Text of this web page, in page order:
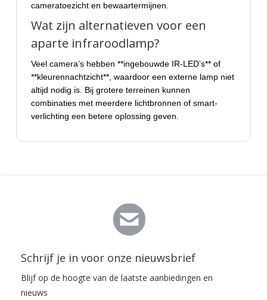
cameratoezicht en bewaartermijnen.
Wat zijn alternatieven voor een
aparte infraroodlamp?
Veel camera’s hebben **ingebouwde IR-LED’s** of
**kleurennachtzicht**, waardoor een externe lamp niet
altijd nodig is. Bij grotere terreinen kunnen
combinaties met meerdere lichtbronnen of smart-
verlichting een betere oplossing geven.
Schrijf je in voor onze nieuwsbrief
Blijf op de hoogte van de laatste aanbiedingen en
nieuws